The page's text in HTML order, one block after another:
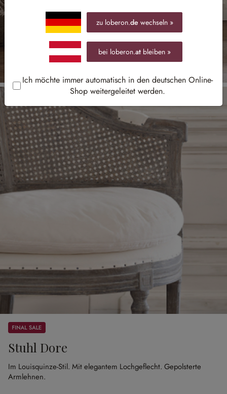
Sale
Stuhl Dore
Im Louisquinze-Stil. Mit elegantem Lochgeflecht. Gepolsterte
Armlehnen.
zu loberon.de wechseln »
bei loberon.at bleiben »
Ich möchte immer automatisch in den deutschen Online-
Shop weitergeleitet werden.